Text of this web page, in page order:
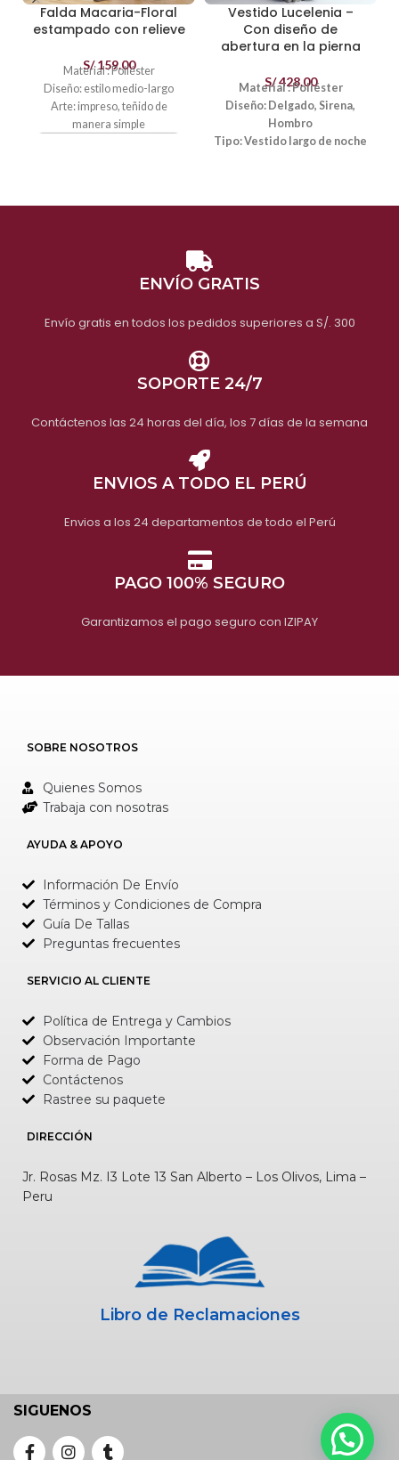
Falda Macaria-Floral
estampado con relieve
S/159.00
Material : Poliéster
Diseño: estilo medio-largo
Arte: impreso, teñido de
manera simple
Vestido Lucelenia –
Con diseño de
abertura en la pierna
S/428.00
Material : Poliéster
Diseño: Delgado, Sirena,
Hombro
Tipo: Vestido largo de noche
ENVÍO GRATIS
Envío gratis en todos los pedidos superiores a S/. 300
SOPORTE 24/7
Contáctenos las 24 horas del día, los 7 días de la semana
ENVIOS A TODO EL PERÚ
Envios a los 24 departamentos de todo el Perú
PAGO 100% SEGURO
Garantizamos el pago seguro con IZIPAY
SOBRE NOSOTROS
Quienes Somos
Trabaja con nosotras
AYUDA & APOYO
Información De Envío
Términos y Condiciones de Compra
Guía De Tallas
Preguntas frecuentes
SERVICIO AL CLIENTE
Política de Entrega y Cambios
Observación Importante
Forma de Pago
Contáctenos
Rastree su paquete
DIRECCIÓN
Jr. Rosas Mz. I3 Lote 13 San Alberto – Los Olivos, Lima –
Peru
Libro de Reclamaciones
SIGUENOS